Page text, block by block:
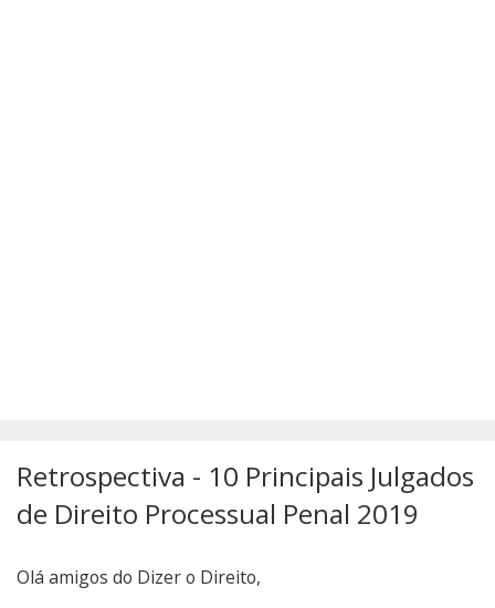
Retrospectiva - 10 Principais Julgados
de Direito Processual Penal 2019
Olá amigos do Dizer o Direito,